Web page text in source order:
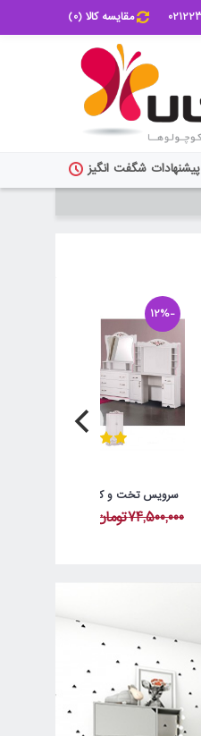
مقایسه کالا (0
)
پیشنهادات شگفت انگیز
-12%
74,500,000تومان